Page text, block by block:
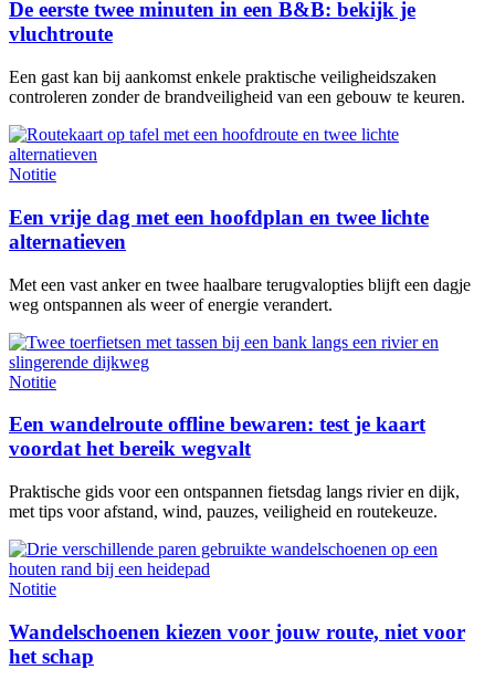
De eerste twee minuten in een B&B: bekijk je
vluchtroute
Een gast kan bij aankomst enkele praktische veiligheidszaken
controleren zonder de brandveiligheid van een gebouw te keuren.
Notitie
Een vrije dag met een hoofdplan en twee lichte
alternatieven
Met een vast anker en twee haalbare terugvalopties blijft een dagje
weg ontspannen als weer of energie verandert.
Notitie
Een wandelroute offline bewaren: test je kaart
voordat het bereik wegvalt
Praktische gids voor een ontspannen fietsdag langs rivier en dijk,
met tips voor afstand, wind, pauzes, veiligheid en routekeuze.
Notitie
Wandelschoenen kiezen voor jouw route, niet voor
het schap